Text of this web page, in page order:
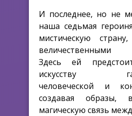
И последнее, но не
наша седьмая
мистическую
величественными
Здесь ей
искусству
человеческой и
создавая образы,
магическую связь